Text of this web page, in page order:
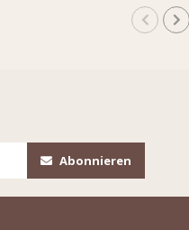
Abonnieren